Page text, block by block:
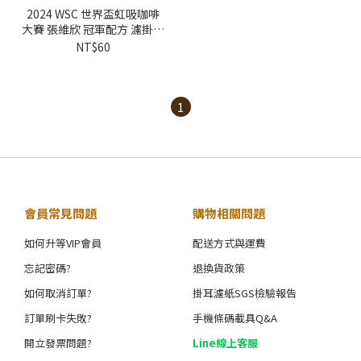
2024 WSC 世界盃虹吸咖啡
大賽 張維欣 冠軍配方 濾掛咖
啡(10g/包) | 黃金烘焙
NT$60
1
會員常見問題
如何升等VIP會員
忘記密碼?
如何取消訂單?
訂單刷卡失敗?
開立發票問題?
購物相關問題
配送方式與運費
退換貨政策
掛耳濾紙SGS檢驗報告
手機條碼載具Q&A
Line線上客服